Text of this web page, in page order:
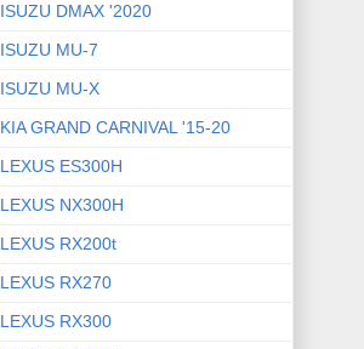
ISUZU DMAX '2020
ISUZU MU-7
ISUZU MU-X
KIA GRAND CARNIVAL '15-20
LEXUS ES300H
LEXUS NX300H
LEXUS RX200t
LEXUS RX270
LEXUS RX300